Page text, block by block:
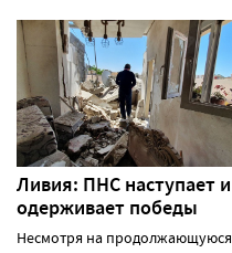
Ливия: ПНС наступает и
одерживает победы
Несмотря на продолжающуюся